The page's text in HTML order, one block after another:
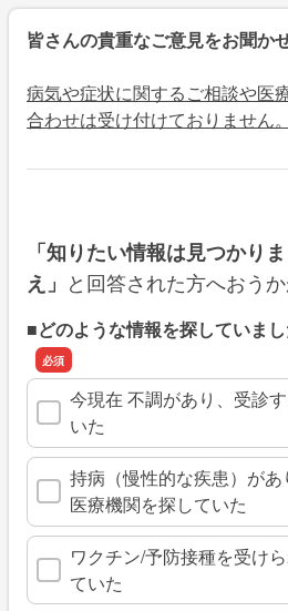
皆さんの貴重なご意見をお聞か
病気や症状に関するご相談や医
合わせは受け付けておりません。
「知りたい情報は見つかりま
え」 と回答された方へおうか
■どのような情報を探していまし
今現在 不調があり、受診
いた
持病（慢性的な疾患）が
医療機関を探していた
ワクチン/予防接種を受け
ていた